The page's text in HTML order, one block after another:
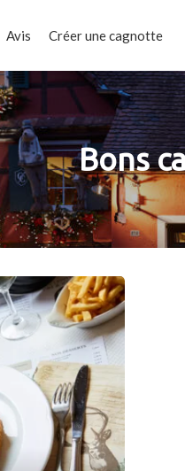
Avis Créer une cagnotte
Bons